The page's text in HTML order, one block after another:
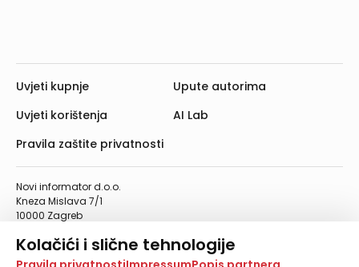
Kolačići i slične tehnologije
Na našoj web stranici koristimo kolačiće i slične
Novi informator d.o.o.
Kneza Mislava 7/1
10000 Zagreb
Telefaks: 01/4612-553
info@informator.hr
Uvjeti kupnje
Uvjeti korištenja
Pravila zaštite privatnosti
Upute autorima
AI Lab